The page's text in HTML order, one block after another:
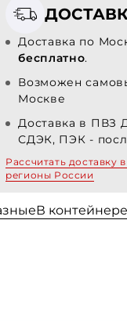
Доставка по
бесплатно.
Возможен
Москве
Доставка в ПВЗ
СДЭК, ПЭК -
Рассчитать доставку
регионы России
В контейнере